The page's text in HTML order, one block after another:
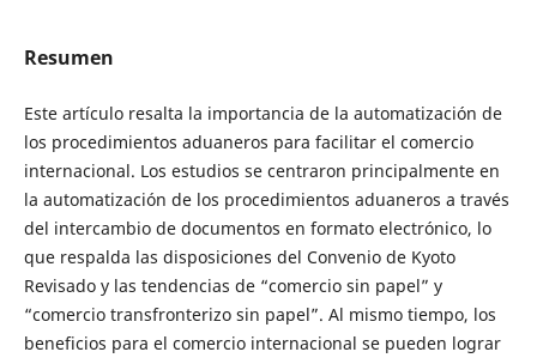
Resumen
Este artículo resalta la importancia de la automatización de
los procedimientos aduaneros para facilitar el comercio
internacional. Los estudios se centraron principalmente en
la automatización de los procedimientos aduaneros a través
del intercambio de documentos en formato electrónico, lo
que respalda las disposiciones del Convenio de Kyoto
Revisado y las tendencias de “comercio sin papel” y
“comercio transfronterizo sin papel”. Al mismo tiempo, los
beneficios para el comercio internacional se pueden lograr